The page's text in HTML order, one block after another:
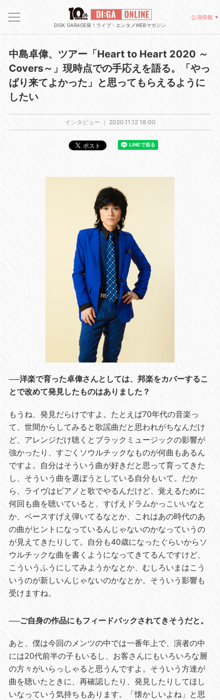
DISK GARAGE発！ライブ・エンタメWEBマガジン
公演情報
中島卓偉、ツアー「Heart to Heart 2020 ～
Covers～」現時点での手応えを語る。「やっ
ぱり来てよかった」と思ってもらえるように
したい
インタビュー ｜ 2020.11.12 18:00
──洋楽で育った卓偉さんとしては、邦楽をカバーするこ
とで改めて発見したものはありました？
もうね、発見だらけですよ。たとえば70年代の音楽っ
て、世間からしてみると歌謡曲だと思われがちなんだけ
ど、アレンジだけ聴くとブラックミュージックの影響が
強かったり、すごくソウルチックなものが何曲もあるん
ですよ。自分はそういう曲が好きだと思って育ってきた
し、そういう曲を選ぼうとしている自分もいて。だか
ら、ライヴはピアノと歌でやるんだけど、覚えるために
何回も曲を聴いていると、すげえドラムかっこいいなと
か、ベースすげえ弾いてるなとか、これはあの時代のあ
の曲がヒントになっているんじゃないのかなっていうの
が見えてきたりして。自分も40歳になったぐらいからソ
ウルチックな曲を書くようになってきてるんですけど、
こういうふうにしてみようかなとか、むしろいまはこう
いうのが新しいんじゃないのかなとか。そういう影響も
受けますね。
──ご自身の作品にもフィードバックされてきそうだと。
あと、僕は今回のメンツの中では一番年上で、演者の中
には20代前半の子もいるし、お客さんにもいろいろな層
の方々がいらっしゃると思うんですよ。そういう方達が
曲を聴いたときに、再確認したり、発見したりしてほし
いなっていう気持ちもあります。「懐かしいよね」と思